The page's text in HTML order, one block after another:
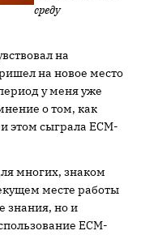
среду
на
на новое место
у меня уже
о том, как
этом сыграла ECM-
многих, знаком
месте работы
знания, но и
ECM-